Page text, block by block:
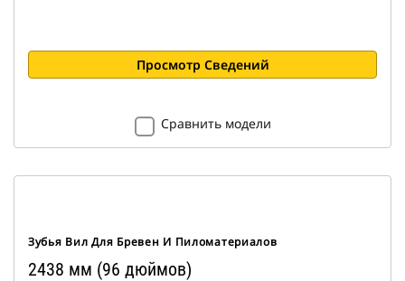
Просмотр Сведений
Сравнить модели
Зубья Вил Для Бревен И Пиломатериалов
2438 мм (96 дюймов)